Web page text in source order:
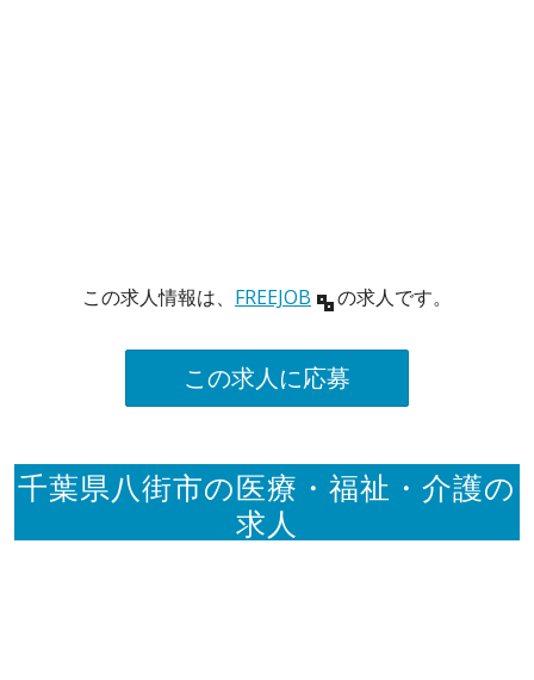
この求人情報は、 FREEJOB の求人です。
この求人に応募
千葉県八街市の医療・福祉・介護の
求人